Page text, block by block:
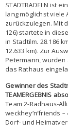
STADTRADELN ist
lang möglichst viele
zurückzulegen. Mit
126) startete in
in Stadtilm. 28.186
12.633 km). Zur
Petermann, wurden
das Rathaus
Gewinner des
TEAMERGEBNIS
Team 2-Radhaus-
weckhey’n’friends –
Dorf- und